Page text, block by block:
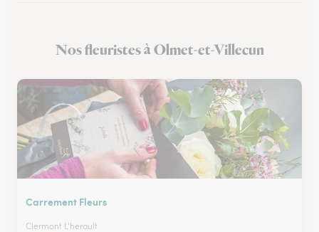
Fleuristes à Pignan
Nos fleuristes à Olmet-et-Villecun
Carrement Fleurs
Clermont L'herault